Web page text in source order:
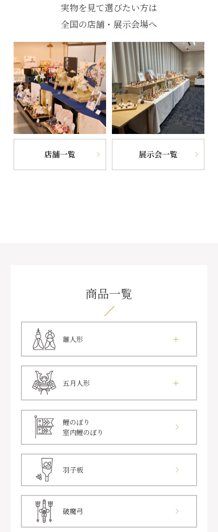
実物を見て選びたい方は
全国の店舗・展示会場へ
店舗一覧 展示会一覧
商品一覧
雛人形
五月人形
鯉のぼり
室内鯉のぼり
羽子板
破魔弓